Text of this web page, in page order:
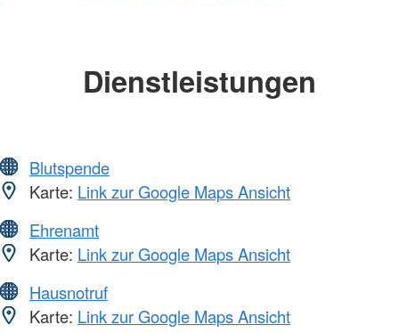
Dienstleistungen
Blutspende
Karte: Link zur Google Maps Ansicht
Ehrenamt
Karte: Link zur Google Maps Ansicht
Hausnotruf
Karte: Link zur Google Maps Ansicht